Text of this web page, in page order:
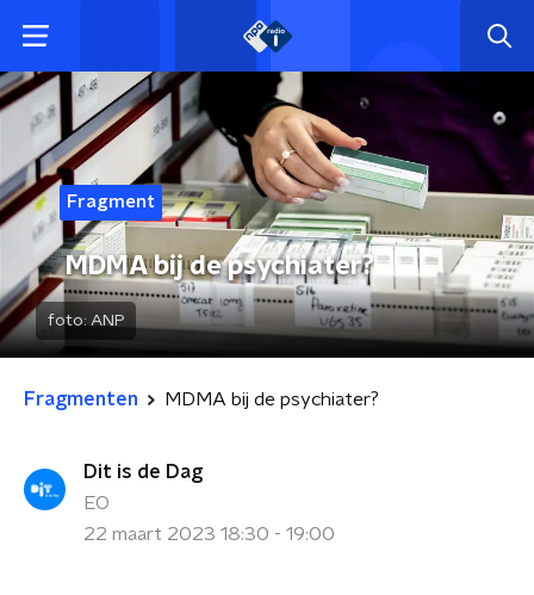
Fragment
MDMA bij de psychiater?
foto: ANP
Fragmenten MDMA bij de psychiater?
Dit is de Dag
EO
22 maart 2023 18:30 - 19:00